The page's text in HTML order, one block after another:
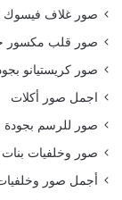
صور غلاف فيسوك
صور قلب مكسور
صور كريستيانو
اجمل صور أكلات
صور للرسم بجودة
صور وخلفيات بنات
أجمل صور